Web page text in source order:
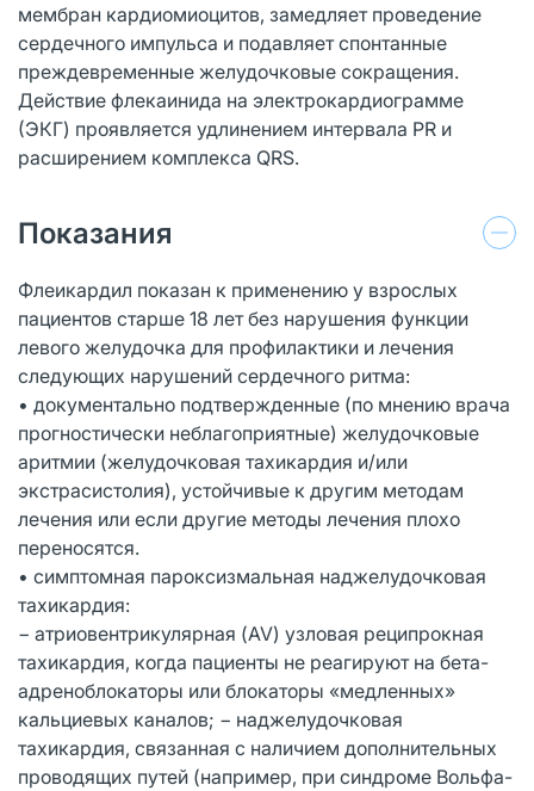
мембран кардиомиоцитов, замедляет проведение
сердечного импульса и подавляет спонтанные
преждевременные желудочковые сокращения.
Действие флекаинида на электрокардиограмме
(ЭКГ) проявляется удлинением интервала PR и
расширением комплекса QRS.
Показания
Флеикардил показан к применению у взрослых
пациентов старше 18 лет без нарушения функции
левого желудочка для профилактики и лечения
следующих нарушений сердечного ритма:
• документально подтвержденные (по мнению врача
прогностически неблагоприятные) желудочковые
аритмии (желудочковая тахикардия и/или
экстрасистолия), устойчивые к другим методам
лечения или если другие методы лечения плохо
переносятся.
• симптомная пароксизмальная наджелудочковая
тахикардия:
− атриовентрикулярная (AV) узловая реципрокная
тахикардия, когда пациенты не реагируют на бета-
адреноблокаторы или блокаторы «медленных»
кальциевых каналов; − наджелудочковая
тахикардия, связанная с наличием дополнительных
проводящих путей (например, при синдроме Вольфа-